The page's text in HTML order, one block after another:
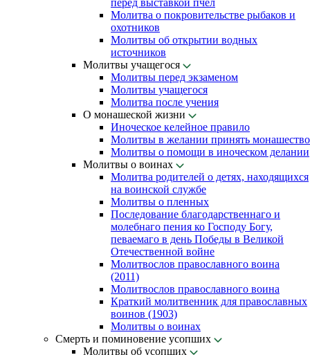
перед выставкой пчел
Молитва о покровительстве рыбаков и
охотников
Молитвы об открытии водных
источников
Молитвы учащегося
Молитвы перед экзаменом
Молитвы учащегося
Молитва после учения
О монашеской жизни
Иноческое келейное правило
Молитвы в желании принять монашество
Молитвы о помощи в иноческом делании
Молитвы о воинах
Молитва родителей о детях, находящихся
на воинской службе
Молитвы о пленных
Последование благодарственнаго и
молебнаго пения ко Господу Богу,
певаемаго в день Победы в Великой
Отечественной войне
Молитвослов православного воина
(2011)
Молитвослов православного воина
Краткий молитвенник для православных
воинов (1903)
Молитвы о воинах
Смерть и поминовение усопших
Молитвы об усопших